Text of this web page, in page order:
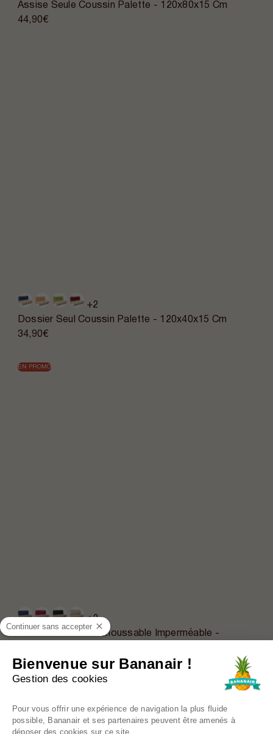
Assise Seule Coussin Palette - 120x80x15 Cm
44,90€
+2
Dossier Seul Coussin Palette - 120x40x15 Cm
34,90€
EN PROMO
+2
Coussin Palette Déhoussable Imperméable -
EN PROMO
Continuer sans accepter
Bienvenue sur Bananair !
Gestion des cookies
Plateforme de Gestion du
Pour vous offrir une expérience de navigation la plus fluide
possible, Bananair et ses partenaires peuvent être amenés à
déposer des cookies sur ce site.